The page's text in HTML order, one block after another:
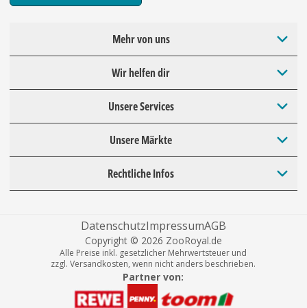
Mehr von uns
Wir helfen dir
Unsere Services
Unsere Märkte
Rechtliche Infos
DatenschutzImpressumAGB
Copyright © 2026 ZooRoyal.de
Alle Preise inkl. gesetzlicher Mehrwertsteuer und
zzgl. Versandkosten, wenn nicht anders beschrieben.
Partner von: